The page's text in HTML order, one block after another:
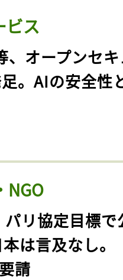
ビス
、オープンセ
。AIの安全性
NGO
パリ協定目標で
は言及なし。
請